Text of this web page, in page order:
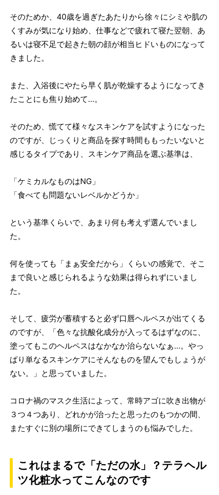
そのためか、40歳を過ぎたあたりから徐々にシミや肌の
くすみが気になり始め、仕事などで疲れて寝た翌朝、あ
るいは寝不足で起きた朝の顔が相当ヒドいものになって
きました。
また、入浴後にやたら早く肌が乾燥するようになってき
たことにも焦り始めて…。
そのため、慌てて様々なスキンケアを試すようになった
のですが、じっくりと商品を探す時間ももったいないと
感じるタイプであり、スキンケア商品を選ぶ基準は、
「ケミカルなものはNG」
「食べても問題ないレベルかどうか」
という基準くらいで、あまり何も考えず選んでいまし
た。
何を使っても「まぁ安全だから」くらいの感覚で、そこ
まで良いと感じられるような効果は得られずにいまし
た。
そして、疲労が蓄積すると必ず口唇ヘルペスが出てくる
のですが、「色々な抗酸化成分が入ってるはずなのに、
塗ってもこのヘルペスはなかなか治らないなぁ…。やっ
ぱり単なるスキンケアにそんなものを望んでもしょうが
ない。」と思っていました。
コロナ禍のマスク生活によって、常時アゴに吹き出物が
３つ４つあり、どれかが治ったと思ったのもつかの間、
またすぐに別の場所にできてしまうのも悩みでした。
これはまるで「ただの水」？テラヘル
ツ化粧水ってこんなのです